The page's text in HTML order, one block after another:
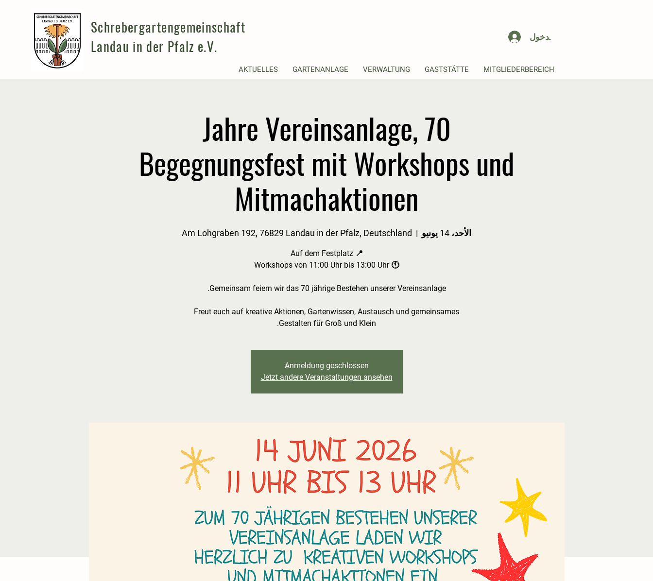
Schrebergartengemeinschaft
Landau in der Pfalz e.V.
تسجيل الدخول
AKTUELLES GARTENANLAGE VERWALTUNG GASTSTÄTTE MITGLIEDERBEREICH
70 Jahre Vereinsanlage,
Begegnungsfest mit Workshops und
Mitmachaktionen
الأحد، 14 يونيو
  |
Am Lohgraben 192, 76829 Landau in der Pfalz, Deutschland
Freut euch auf kreative Aktionen, Gartenwissen, Austausch und gemeinsames
Gestalten für Groß und Klein.
Anmeldung geschlossen
Jetzt andere Veranstaltungen ansehen